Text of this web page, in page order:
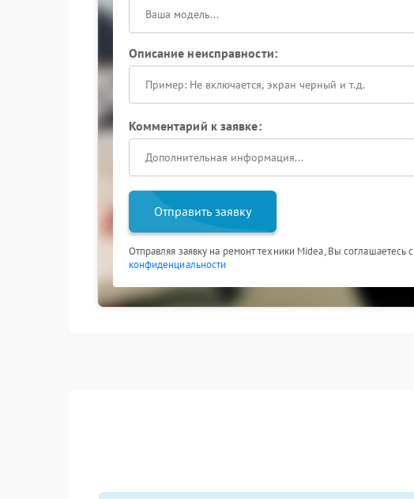
Описание неисправности:
Комментарий к заявке:
Отправить заявку
Отправляя заявку на ремонт техники Midea, Вы соглашаетесь с
конфиденциальности